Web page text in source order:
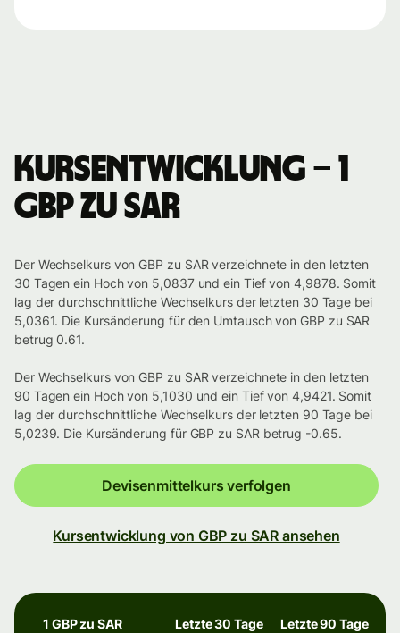
Kursentwicklung – 1
GBP zu SAR
Der Wechselkurs von GBP zu SAR verzeichnete in den letzten
30 Tagen ein Hoch von 5,0837 und ein Tief von 4,9878. Somit
lag der durchschnittliche Wechselkurs der letzten 30 Tage bei
5,0361. Die Kursänderung für den Umtausch von GBP zu SAR
betrug 0.61.
Der Wechselkurs von GBP zu SAR verzeichnete in den letzten
90 Tagen ein Hoch von 5,1030 und ein Tief von 4,9421. Somit
lag der durchschnittliche Wechselkurs der letzten 90 Tage bei
5,0239. Die Kursänderung für GBP zu SAR betrug -0.65.
Devisenmittelkurs verfolgen
Kursentwicklung von GBP zu SAR ansehen
1 GBP zu SAR Letzte 30 Tage Letzte 90 Tage